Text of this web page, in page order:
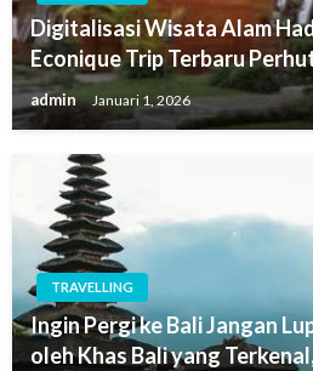
Digitalisasi Wisata Alam
Econique Trip Terbaru
admin Januari 1, 2026
TRAVELLING
Ingin Pergi ke Bali Jangan
oleh Khas Bali yang